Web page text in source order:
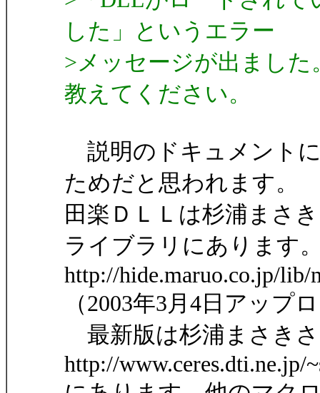
した」というエラー
>メッセージが出まし
教えてください。
説明のドキュメント
ためだと思われます。
田楽ＤＬＬは杉浦まさ
ライブラリにあります
http://hide.maruo.co.jp/lib/
（2003年3月4日アップ
最新版は杉浦まさき
http://www.ceres.dti.ne.jp/